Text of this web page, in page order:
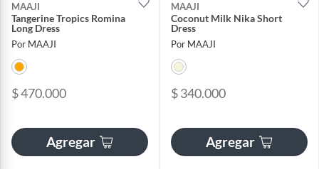
MAAJI
Tangerine Tropics Romina
Long Dress
Por MAAJI
$ 470.000
Agregar
MAAJI
Coconut Milk Nika Short
Dress
Por MAAJI
$ 340.000
Agregar